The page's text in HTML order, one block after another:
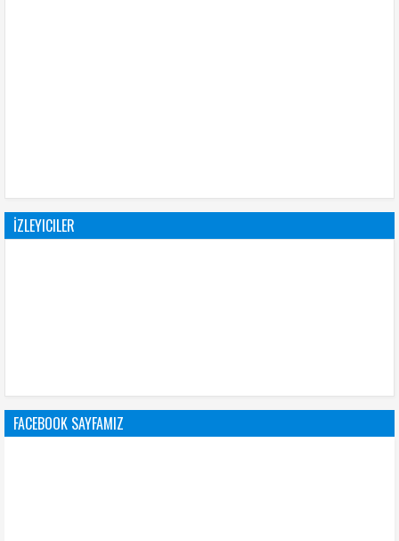
İZLEYICILER
FACEBOOK SAYFAMIZ